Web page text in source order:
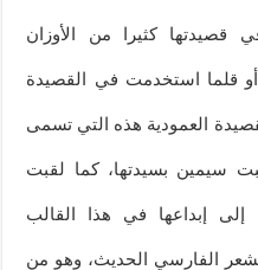
كثيرا من الأوزان
قلما استخدمت في القصيدة
العمودية هذه التي تسمى
سيمين بسيدتها، كما لقبت
إلى إبداعها في هذا القالب
الفارسي الحديث، وهو من